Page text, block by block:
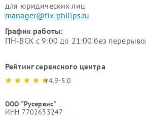
для юридических лиц
manager@fix-philips.ru
График работы:
ПН-ВСК с 9:00 до 21:00 без
Рейтинг сервисного центра
4.9-5.0
ООО "Русервис"
ИНН 7702633247